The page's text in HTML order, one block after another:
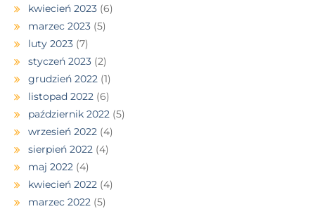
kwiecień 2023 (6)
marzec 2023 (5)
luty 2023 (7)
styczeń 2023 (2)
grudzień 2022 (1)
listopad 2022 (6)
październik 2022 (5)
wrzesień 2022 (4)
sierpień 2022 (4)
maj 2022 (4)
kwiecień 2022 (4)
marzec 2022 (5)